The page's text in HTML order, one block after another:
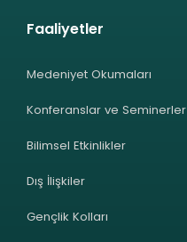
Faaliyetler
Medeniyet Okumaları
Konferanslar ve Seminerler
Bilimsel Etkinlikler
Dış İlişkiler
Gençlik Kolları